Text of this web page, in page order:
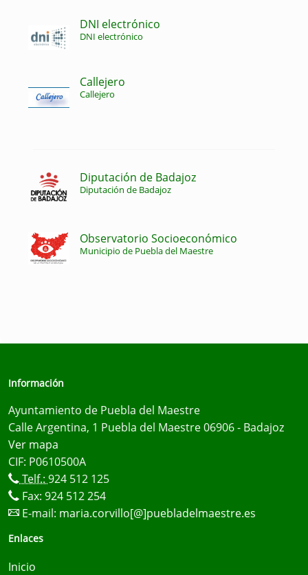
DNI electrónico
DNI electrónico
Callejero
Callejero
Diputación de Badajoz
Diputación de Badajoz
Observatorio Socioeconómico
Municipio de Puebla del Maestre
Información
Ayuntamiento de Puebla del Maestre
Calle Argentina, 1 Puebla del Maestre 06906 - Badajoz
Ver mapa
CIF: P0610500A
Telf.: 924 512 125
Fax: 924 512 254
E-mail: maria.corvillo[@]puebladelmaestre.es
Enlaces
Inicio